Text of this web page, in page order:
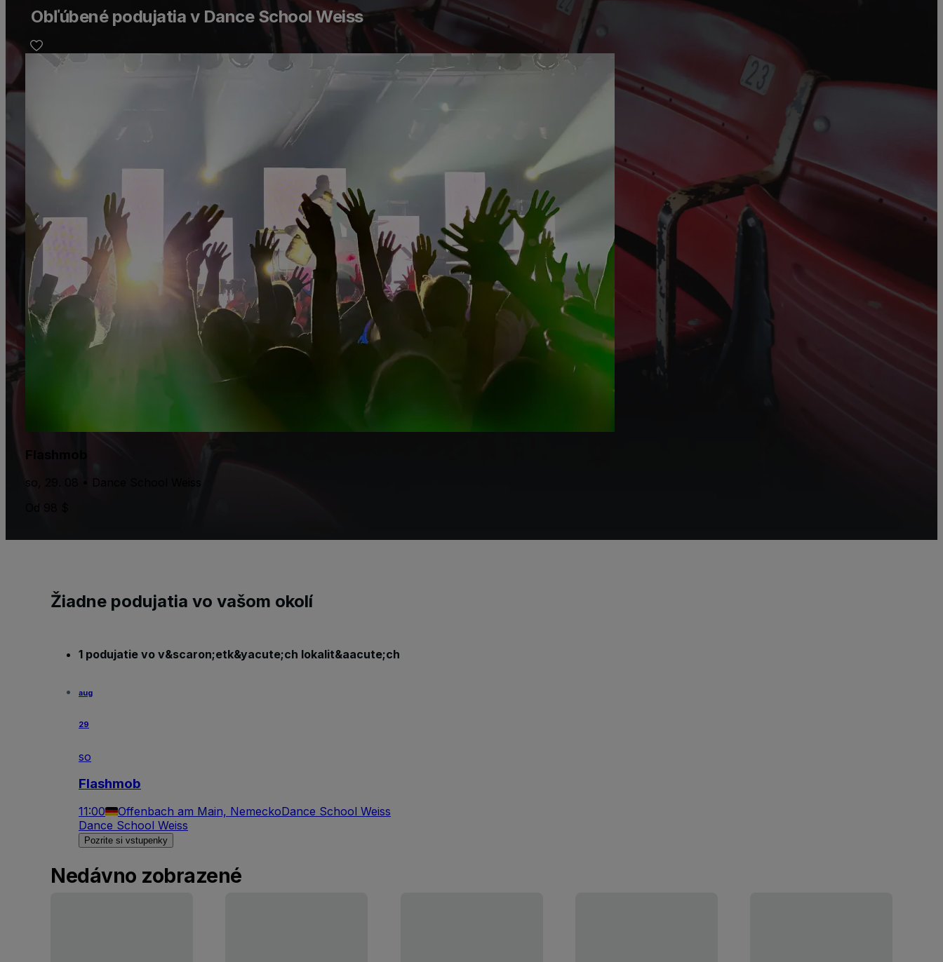
Obľúbené podujatia v Dance School Weiss
Flashmob
so, 29. 08 • Dance School Weiss
Žiadne podujatia vo vašom okolí
1 podujatie vo v&scaron;etk&yacute;ch lokalit&aacute;ch
aug
29
so
Flashmob
11:00 Offenbach am Main, NemeckoDance School Weiss
Dance School Weiss
Pozrite si vstupenky
Nedávno zobrazené